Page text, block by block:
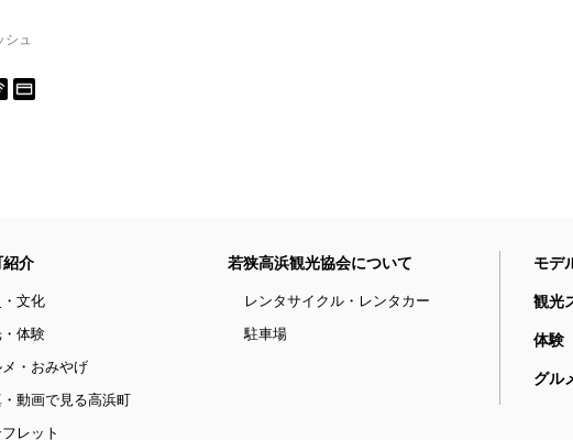
シュ
介
文化
体験
・おみやげ
動画で見る高浜町
レット
若狭高浜観光協会について
レンタサイクル・レンタカー
駐車場
モデ
観光
体験
グル